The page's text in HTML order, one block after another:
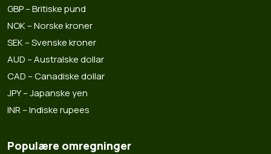
GBP – Britiske pund
NOK – Norske kroner
SEK – Svenske kroner
AUD – Australske dollar
CAD – Canadiske dollar
JPY – Japanske yen
INR – Indiske rupees
Populære omregninger